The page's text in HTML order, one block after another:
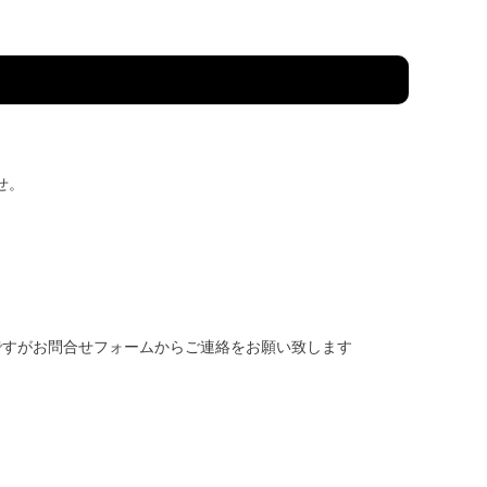
がお問合せフォームからご連絡をお願い致します